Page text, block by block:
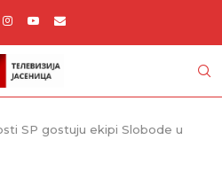
SP gostuju ekipi Slobode u